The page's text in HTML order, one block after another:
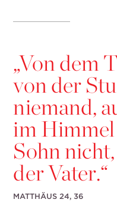
„Von dem
von der
niemand,
im
Sohn
der Vater.“
MATTHÄUS 24, 36